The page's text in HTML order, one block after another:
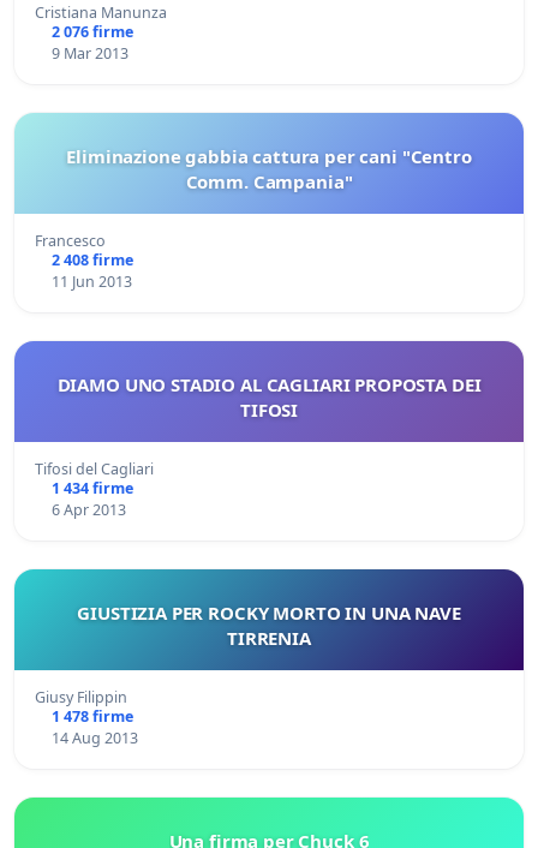
Cristiana Manunza
2 076 firme
9 Mar 2013
Eliminazione gabbia cattura per cani "Centro
Comm. Campania"
Francesco
2 408 firme
11 Jun 2013
DIAMO UNO STADIO AL CAGLIARI PROPOSTA DEI
TIFOSI
Tifosi del Cagliari
1 434 firme
6 Apr 2013
GIUSTIZIA PER ROCKY MORTO IN UNA NAVE
TIRRENIA
Giusy Filippin
1 478 firme
14 Aug 2013
Una firma per Chuck 6